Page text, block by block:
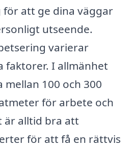
att ge dina väggar
utseende.
varierar
faktorer. I allmänhet
100 och 300
för arbete och
är alltid bra att
för att få en rättvis